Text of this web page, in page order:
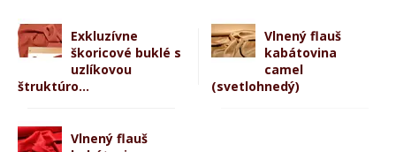
Exkluzívne
škoricové buklé s
uzlíkovou
štruktúro...
Vlnený flauš
kabátovina
camel
(svetlohnedý)
Vlnený flauš